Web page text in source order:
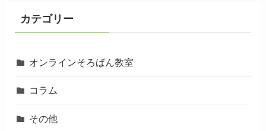
カテゴリー
オンラインそろばん教室
コラム
その他